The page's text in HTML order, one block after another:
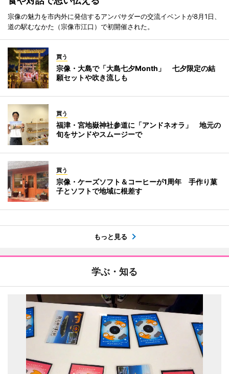
宗像の魅力を市内外に発信するアンバサダーの交流イベントが8月1日、
道の駅むなかた（宗像市江口）で初開催された。
買う
宗像・大島で「大島七夕Month」 七夕限定の結
願セットや吹き流しも
買う
福津・宮地嶽神社参道に「アンドネオラ」 地元の
旬をサンドやスムージーで
買う
宗像・ケーズソフト＆コーヒーが1周年 手作り菓
子とソフトで地域に根差す
もっと見る
学ぶ・知る